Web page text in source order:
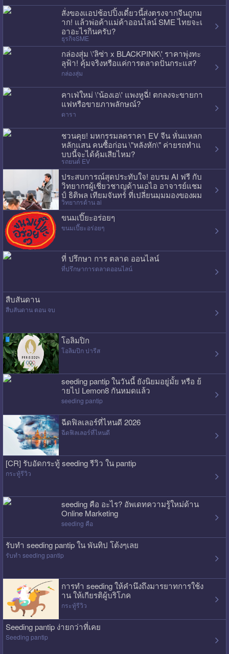
สั่งของแอปช้อปปิ้งเดี๋ยวนี้ส่งตรงจากจีนถูกม
าก! แล้วพ่อค้าแม่ค้าออนไลน์ SME ไทยจะเ
อาอะไรกินครับ?
ธุรกิจSME
กล่องสุ่ม \'ลิซ่า x BLACKPINK\' ราคาพุ่งทะ
ลุฟ้า! คุ้มจริงหรือแค่การตลาดปั่นกระแส?
กล่องสุ่ม
คาเฟ่ใหม่ \'น้องเอ\' แพงหูฉี่! ตกลงจะขายกา
แฟหรือขายภาพลักษณ์?
ดารา
ชวนคุย! มหกรรมลดราคา EV จีน หั่นแหลก
หลักแสน คนซื้อก่อน \"หลังหัก\" ค่ายรถทำแ
บบนี้จะได้คุ้มเสียไหม?
รถยนต์ EV
ประสบการณ์สุดประทับใจ! อบรม AI ฟรี กับ
วิทยากรผู้เชี่ยวชาญด้านเอไอ อาจารย์แชม
ป์ ธิติพล เทียมจันทร์ ที่เปลี่ยนมุมมองของผม
ไปเลย
วิทยากรด้าน ai
ขนมเปี๊ยะอร่อยๆ
ขนมเปี๊ยะอร่อยๆ
ที่ ปรึกษา การ ตลาด ออนไลน์
ที่ปรึกษาการตลาดออนไลน์
สืบสันดาน
สืบสันดาน ตอน จบ
โอลิมปิก
โอลิมปิก ปารีส
seeding pantip ในวันนี้ ยังนิยมอยู่มั้ย หรือ ย้
ายไป Lemon8 กันหมดแล้ว
seeding pantip
ฉีดฟิลเลอร์ที่ไหนดี 2026
ฉีดฟิลเลอร์ที่ไหนดี
[CR] รับอัดกระทู้ seeding รีวิว ใน pantip
กระทู้รีวิว
seeding คือ อะไร? อัพเดทความรู้ใหม่ด้าน
Online Marketing
seeding คือ
รับทำ seeding pantip ใน พันทิป โต้งๆเลย
รับทำ seeding pantip
การทำ seeding ให้คำนึงถึงมารยาทการใช้ง
าน ให้เกียรติผู้บริโภค
กระทู้รีวิว
Seeding pantip ง่ายกว่าที่เคย
Seeding pantip